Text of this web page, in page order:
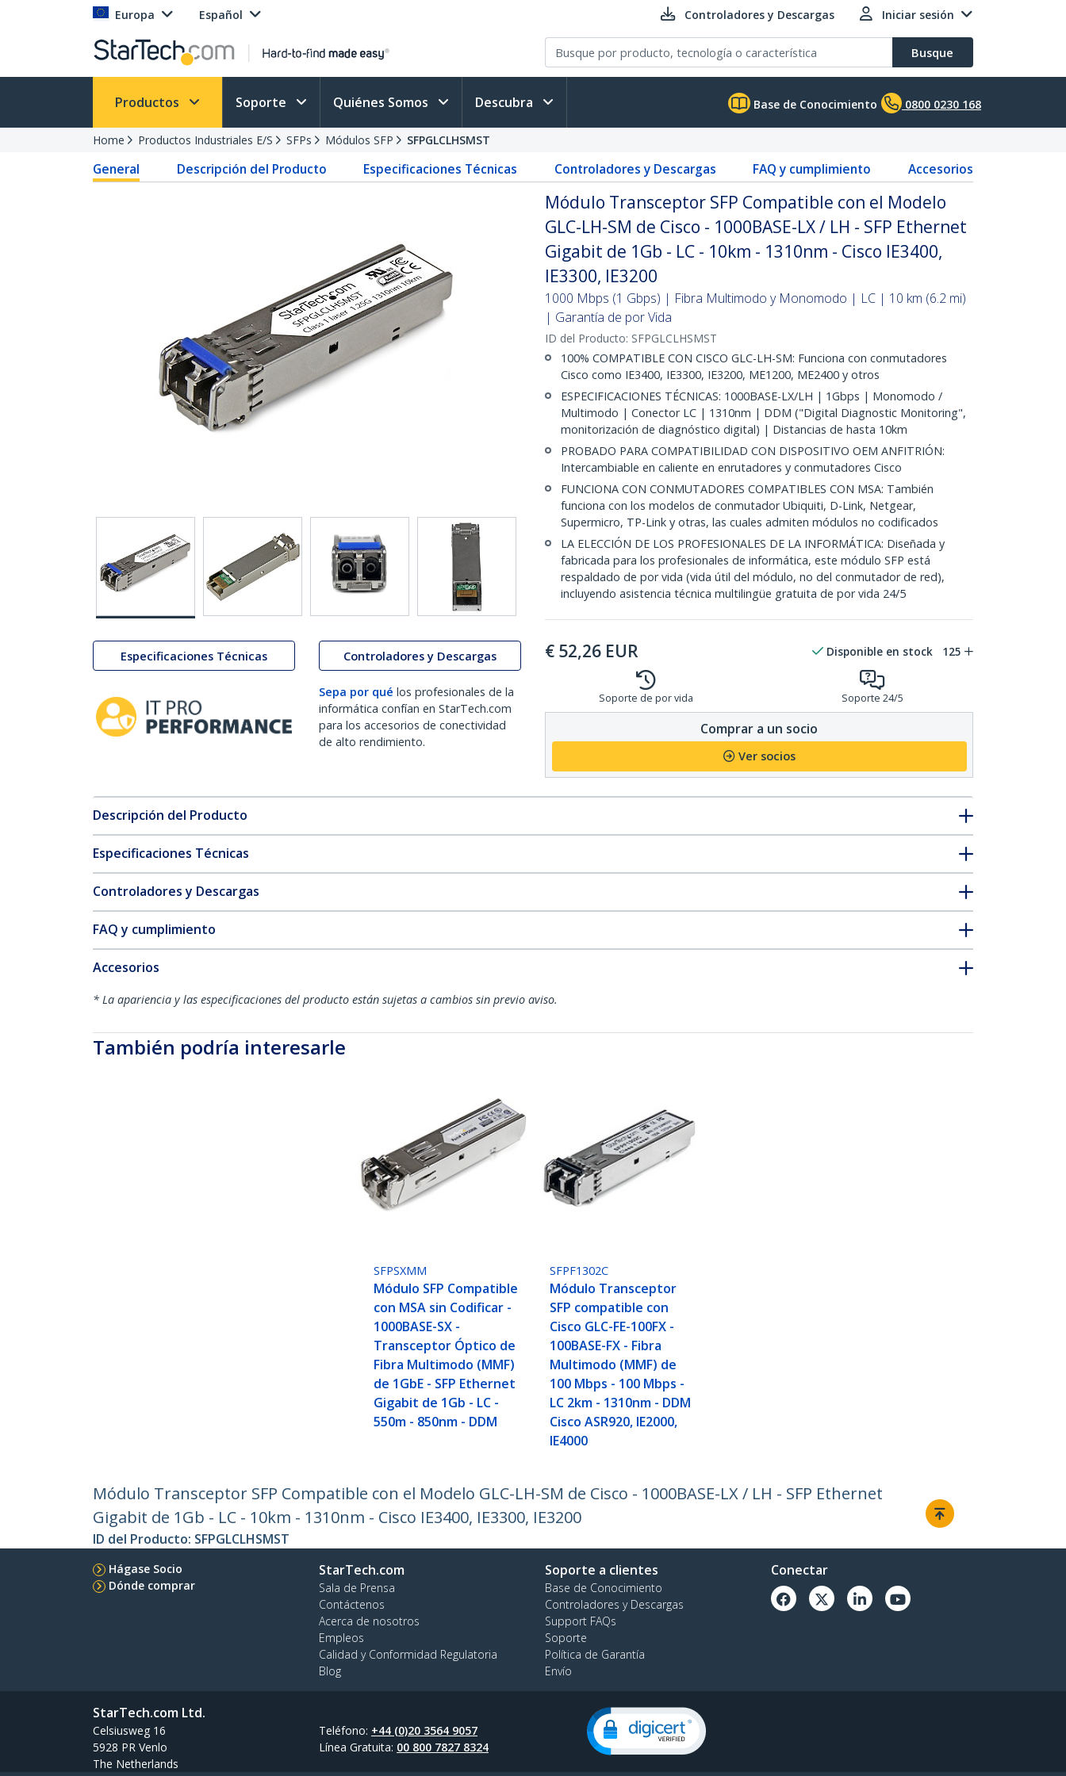
Europa Español Controladores y Descargas Iniciar sesión
Busque
Productos Soporte Quiénes Somos Descubra Base de Conocimiento 0800 0230 168
Home Productos Industriales E/S SFPs Módulos SFP SFPGLCLHSMST
General Descripción del Producto Especificaciones Técnicas Controladores y Descargas FAQ y cumplimiento Accesorios
Especificaciones Técnicas Controladores y Descargas
Sepa por qué los profesionales de la
informática confían en StarTech.com
para los accesorios de conectividad
de alto rendimiento.
Módulo Transceptor SFP Compatible con el Modelo
GLC-LH-SM de Cisco - 1000BASE-LX / LH - SFP Ethernet
Gigabit de 1Gb - LC - 10km - 1310nm - Cisco IE3400,
IE3300, IE3200
1000 Mbps (1 Gbps) | Fibra Multimodo y Monomodo | LC | 10 km (6.2 mi)
| Garantía de por Vida
ID del Producto: SFPGLCLHSMST
100% COMPATIBLE CON CISCO GLC-LH-SM: Funciona con conmutadores
Cisco como IE3400, IE3300, IE3200, ME1200, ME2400 y otros
ESPECIFICACIONES TÉCNICAS: 1000BASE-LX/LH | 1Gbps | Monomodo /
Multimodo | Conector LC | 1310nm | DDM ("Digital Diagnostic Monitoring",
monitorización de diagnóstico digital) | Distancias de hasta 10km
PROBADO PARA COMPATIBILIDAD CON DISPOSITIVO OEM ANFITRIÓN:
Intercambiable en caliente en enrutadores y conmutadores Cisco
FUNCIONA CON CONMUTADORES COMPATIBLES CON MSA: También
funciona con los modelos de conmutador Ubiquiti, D-Link, Netgear,
Supermicro, TP-Link y otras, las cuales admiten módulos no codificados
LA ELECCIÓN DE LOS PROFESIONALES DE LA INFORMÁTICA: Diseñada y
fabricada para los profesionales de informática, este módulo SFP está
respaldado de por vida (vida útil del módulo, no del conmutador de red),
incluyendo asistencia técnica multilingüe gratuita de por vida 24/5
€ 52,26 EUR Disponible en stock 125
Soporte de por vida Soporte 24/5
Comprar a un socio
Ver socios
Descripción del Producto
Especificaciones Técnicas
Controladores y Descargas
FAQ y cumplimiento
Accesorios
* La apariencia y las especificaciones del producto están sujetas a cambios sin previo aviso.
También podría interesarle
SFPSXMM
Módulo SFP Compatible
con MSA sin Codificar -
1000BASE-SX -
Transceptor Óptico de
Fibra Multimodo (MMF)
de 1GbE - SFP Ethernet
Gigabit de 1Gb - LC -
550m - 850nm - DDM
SFPF1302C
Módulo Transceptor
SFP compatible con
Cisco GLC-FE-100FX -
100BASE-FX - Fibra
Multimodo (MMF) de
100 Mbps - 100 Mbps -
LC 2km - 1310nm - DDM
Cisco ASR920, IE2000,
IE4000
Módulo Transceptor SFP Compatible con el Modelo GLC-LH-SM de Cisco - 1000BASE-LX / LH - SFP Ethernet
Gigabit de 1Gb - LC - 10km - 1310nm - Cisco IE3400, IE3300, IE3200
ID del Producto: SFPGLCLHSMST
Hágase Socio
Dónde comprar
StarTech.com
Sala de Prensa
Contáctenos
Acerca de nosotros
Empleos
Calidad y Conformidad Regulatoria
Blog
Soporte a clientes
Base de Conocimiento
Controladores y Descargas
Support FAQs
Soporte
Política de Garantía
Envío
Conectar
StarTech.com Ltd.
Celsiusweg 16
5928 PR Venlo
The Netherlands
Teléfono: +44 (0)20 3564 9057
Línea Gratuita: 00 800 7827 8324